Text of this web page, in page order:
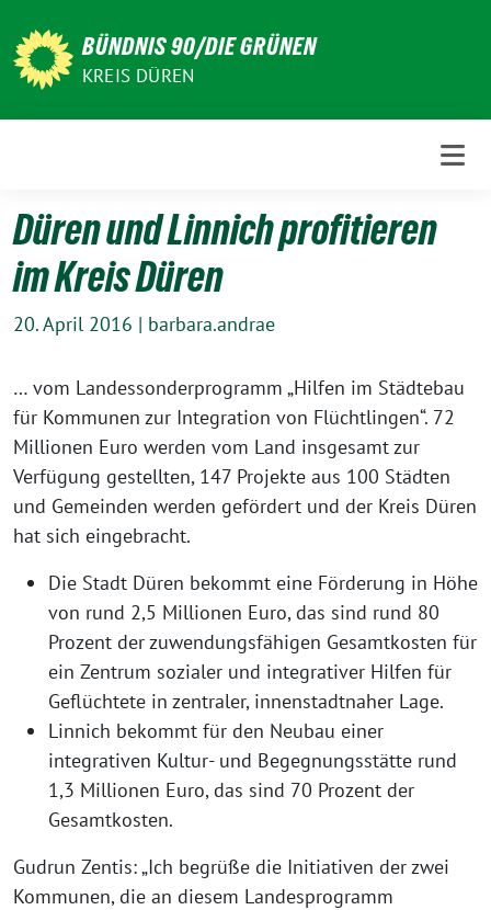
zum
Inhalt
BÜNDNIS 90/DIE GRÜNEN
KREIS DÜREN
Düren und Linnich profitieren
im Kreis Düren
20. April 2016 | barbara.andrae
… vom Landessonderprogramm „Hilfen im Städtebau
für Kommunen zur Integration von Flüchtlingen“. 72
Millionen Euro werden vom Land insgesamt zur
Verfügung gestellten, 147 Projekte aus 100 Städten
und Gemeinden werden gefördert und der Kreis Düren
hat sich eingebracht.
Die Stadt Düren bekommt eine Förderung in Höhe
von rund 2,5 Millionen Euro, das sind rund 80
Prozent der zuwendungsfähigen Gesamtkosten für
ein Zentrum sozialer und integrativer Hilfen für
Geflüchtete in zentraler, innenstadtnaher Lage.
Linnich bekommt für den Neubau einer
integrativen Kultur- und Begegnungsstätte rund
1,3 Millionen Euro, das sind 70 Prozent der
Gesamtkosten.
Gudrun Zentis: „Ich begrüße die Initiativen der zwei
Kommunen, die an diesem Landesprogramm